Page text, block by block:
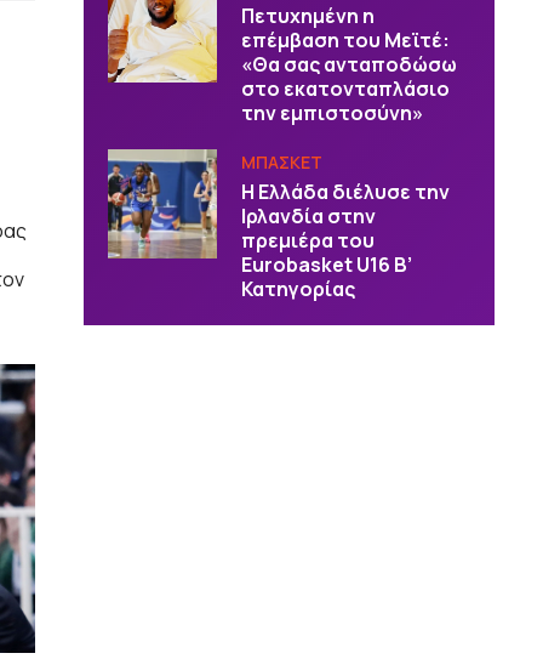
Πετυχημένη η
επέμβαση του Μεϊτέ:
«Θα σας ανταποδώσω
στο εκατονταπλάσιο
την εμπιστοσύνη»
ΜΠΑΣΚΕΤ
Η Ελλάδα διέλυσε την
Ιρλανδία στην
πρεμιέρα του
Eurobasket U16 Β’
Κατηγορίας